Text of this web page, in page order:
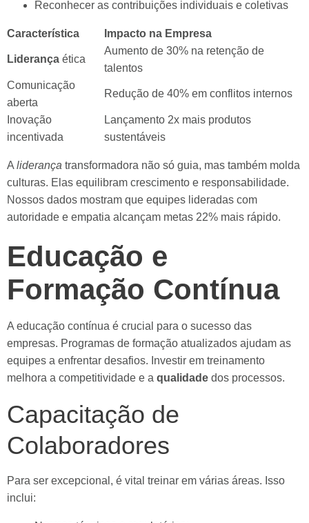
Reconhecer as contribuições individuais e coletivas
Característica Impacto na Empresa
Liderança ética
Aumento de 30% na retenção de
talentos
Comunicação
aberta
Redução de 40% em conflitos internos
Inovação
incentivada
Lançamento 2x mais produtos
sustentáveis
A liderança transformadora não só guia, mas também molda
culturas. Elas equilibram crescimento e responsabilidade.
Nossos dados mostram que equipes lideradas com
autoridade e empatia alcançam metas 22% mais rápido.
Educação e
Formação Contínua
A educação contínua é crucial para o sucesso das
empresas. Programas de formação atualizados ajudam as
equipes a enfrentar desafios. Investir em treinamento
melhora a competitividade e a qualidade dos processos.
Capacitação de
Colaboradores
Para ser excepcional, é vital treinar em várias áreas. Isso
inclui: